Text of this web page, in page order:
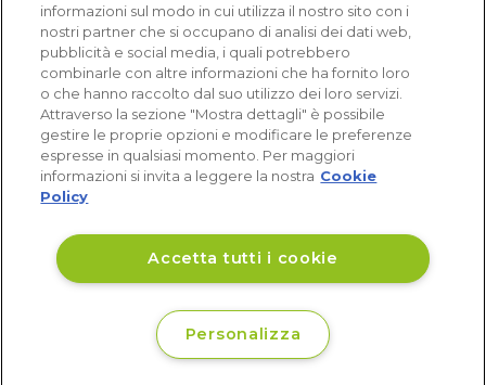
Disponibile
informazioni sul modo in cui utilizza il nostro sito con i
nostri partner che si occupano di analisi dei dati web,
pubblicità e social media, i quali potrebbero
combinarle con altre informazioni che ha fornito loro
o che hanno raccolto dal suo utilizzo dei loro servizi.
Attraverso la sezione "Mostra dettagli" è possibile
gestire le proprie opzioni e modificare le preferenze
espresse in qualsiasi momento. Per maggiori
informazioni si invita a leggere la nostra Cookie
Policy
Accetta tutti i cookie
Personalizza